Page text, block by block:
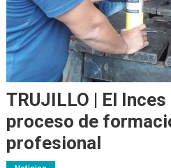
TRUJILLO | El
proceso de
profesional